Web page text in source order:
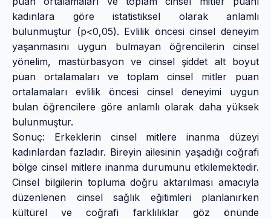
kadınlara göre istatistiksel olarak anlamlı
bulunmuştur (p<0,05). Evlilik öncesi cinsel deneyim
yaşanmasını uygun bulmayan öğrencilerin cinsel
yönelim, mastürbasyon ve cinsel şiddet alt boyut
puan ortalamaları ve toplam cinsel mitler puan
ortalamaları evlilik öncesi cinsel deneyimi uygun
bulan öğrencilere göre anlamlı olarak daha yüksek
bulunmuştur.
Sonuç: Erkeklerin cinsel mitlere inanma düzeyi
kadınlardan fazladır. Bireyin ailesinin yaşadığı coğrafi
bölge cinsel mitlere inanma durumunu etkilemektedir.
Cinsel bilgilerin topluma doğru aktarılması amacıyla
düzenlenen cinsel sağlık eğitimleri planlanırken
kültürel ve coğrafi farklılıklar göz önünde